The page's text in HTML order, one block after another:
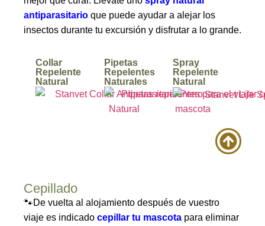
antiparasitario que puede ayudar a alejar los
insectos durante tu excursión y disfrutar a lo grande.
Collar
Repelente
Natural
Pipetas
Repelentes
Naturales
Spray
Repelente
Natural
Cepillado
🐾De vuelta al alojamiento después de vuestro
viaje es indicado cepillar tu mascota para eliminar